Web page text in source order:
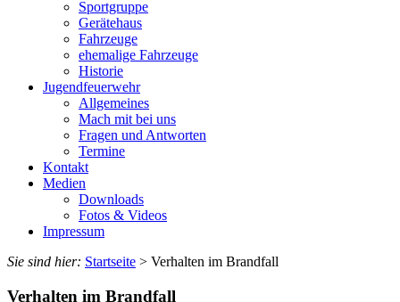
Sportgruppe
Gerätehaus
Fahrzeuge
ehemalige Fahrzeuge
Historie
Jugendfeuerwehr
Allgemeines
Mach mit bei uns
Fragen und Antworten
Termine
Kontakt
Medien
Downloads
Fotos & Videos
Impressum
Sie sind hier: Startseite > Verhalten im Brandfall
Verhalten im Brandfall